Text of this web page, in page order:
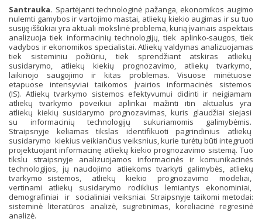
Santrauka. Spartėjanti technologinė pažanga, ekonomikos augimo
nulemti gamybos ir vartojimo mastai, atliekų kiekio augimas ir su tuo
susiję iššūkiai yra aktuali mokslinė problema, kurią įvairiais aspektais
analizuoja tiek informacinių technologijų, tiek aplinko-saugos, tiek
vadybos ir ekonomikos specialistai. Atliekų valdymas analizuojamas
tiek sisteminiu požiūriu, tiek sprendžiant atskiras atliekų
susidarymo, atliekų kiekių prognozavimo, atliekų tvarkymo,
laikinojo saugojimo ir kitas problemas. Visuose minėtuose
etapuose intensyviai taikomos įvairios informacinės sistemos
(IS). Atliekų tvarkymo sistemos efektyvumui didinti ir neigiamam
atliekų tvarkymo poveikiui aplinkai mažinti itin aktualus yra
atliekų kiekių susidarymo prognozavimas, kuris glaudžiai siejasi
su informacinių technologijų sukuriamomis galimybėmis.
Straipsnyje keliamas tikslas identifikuoti pagrindinius atliekų
susidarymo kiekius veikiančius veiksnius, kurie turėtų būti integruoti
projektuojant informacinę atliekų kiekio prognozavimo sistemą. Tuo
tikslu straipsnyje analizuojamos informacinės ir komunikacinės
technologijos, jų naudojimo atliekoms tvarkyti galimybės, atliekų
tvarkymo sistemos, atliekų kiekio prognozavimo modeliai,
vertinami atliekų susidarymo rodiklius lemiantys ekonominiai,
demografiniai ir socialiniai veiksniai. Straipsnyje taikomi metodai:
sisteminė literatūros analizė, sugretinimas, koreliacinė regresinė
analizė.